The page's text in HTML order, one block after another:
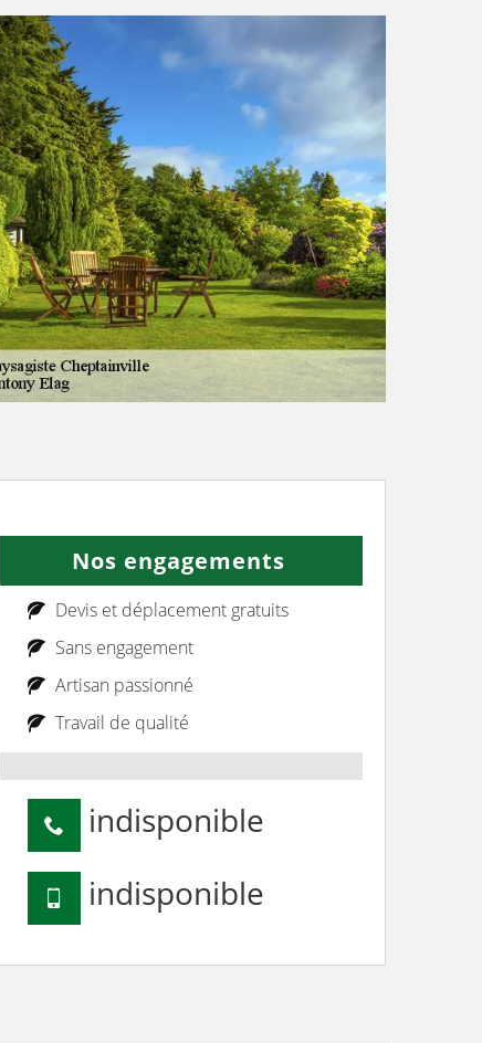
Nos engagements
Devis et déplacement gratuits
Sans engagement
Artisan passionné
Travail de qualité
indisponible
indisponible